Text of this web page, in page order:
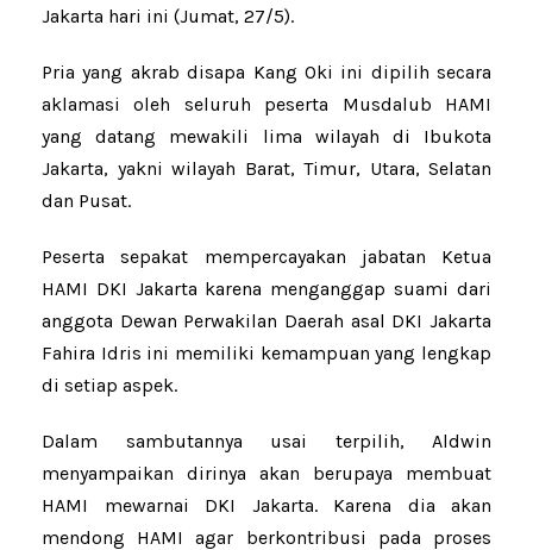
Jakarta hari ini (Jumat, 27/5).
Pria yang akrab disapa Kang Oki ini dipilih secara
aklamasi oleh seluruh peserta Musdalub HAMI
yang datang mewakili lima wilayah di Ibukota
Jakarta, yakni wilayah Barat, Timur, Utara, Selatan
dan Pusat.
Peserta sepakat mempercayakan jabatan Ketua
HAMI DKI Jakarta karena menganggap suami dari
anggota Dewan Perwakilan Daerah asal DKI Jakarta
Fahira Idris ini memiliki kemampuan yang lengkap
di setiap aspek.
Dalam sambutannya usai terpilih, Aldwin
menyampaikan dirinya akan berupaya membuat
HAMI mewarnai DKI Jakarta. Karena dia akan
mendong HAMI agar berkontribusi pada proses